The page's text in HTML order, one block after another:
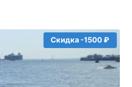
22500₽.
Скидка -1500 ₽